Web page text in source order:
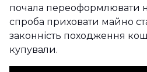
почала переоформлювати
спроба приховати майно
законність походження
купували.